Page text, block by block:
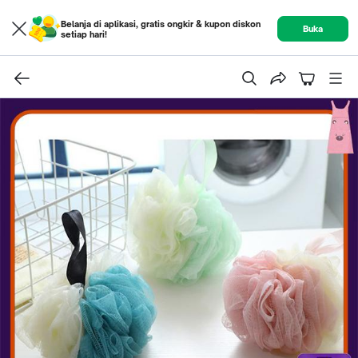
Belanja di aplikasi, gratis ongkir & kupon diskon
setiap hari!
Buka